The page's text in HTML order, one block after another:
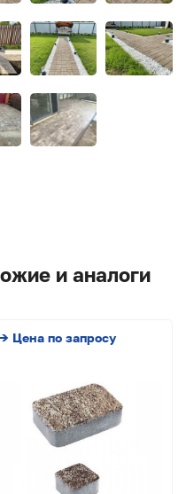
и аналоги
→ Цена по запросу